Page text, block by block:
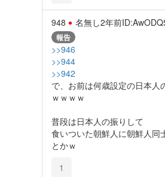
948 名無し2年前
報告
>>946
>>944
>>942
で、お前は何歳設定の日本人
ｗｗｗｗ
普段は日本人の振りして
食いついた朝鮮人に朝鮮人同
とかｗ
1